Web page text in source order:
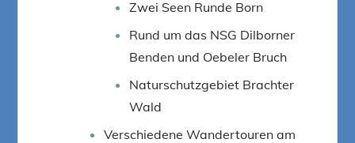
Zwei Seen Runde Born
Rund um das NSG Dilborner
Benden und Oebeler Bruch
Naturschutzgebiet Brachter
Wald
Verschiedene Wandertouren am